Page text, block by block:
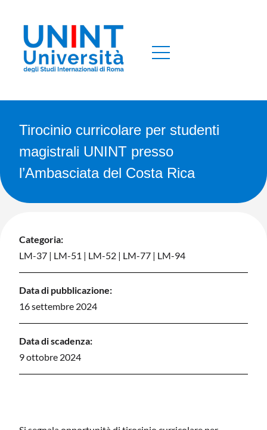
Tirocinio curricolare per studenti
magistrali UNINT presso
l’Ambasciata del Costa Rica
Categoria:
LM-37 | LM-51 | LM-52 | LM-77 | LM-94
Data di pubblicazione:
16 settembre 2024
Data di scadenza:
9 ottobre 2024